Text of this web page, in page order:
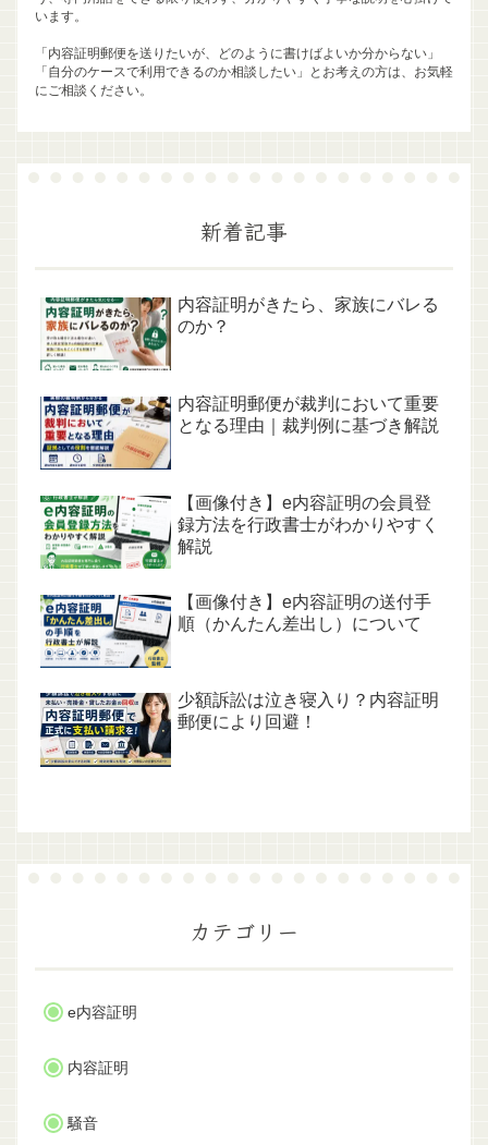
います。
「内容証明郵便を送りたいが、どのように書けばよいか分からない」
「自分のケースで利用できるのか相談したい」とお考えの方は、お気軽
にご相談ください。
新着記事
内容証明がきたら、家族にバレる
のか？
内容証明郵便が裁判において重要
となる理由｜裁判例に基づき解説
【画像付き】e内容証明の会員登
録方法を行政書士がわかりやすく
解説
【画像付き】e内容証明の送付手
順（かんたん差出し）について
少額訴訟は泣き寝入り？内容証明
郵便により回避！
カテゴリー
e内容証明
内容証明
騒音